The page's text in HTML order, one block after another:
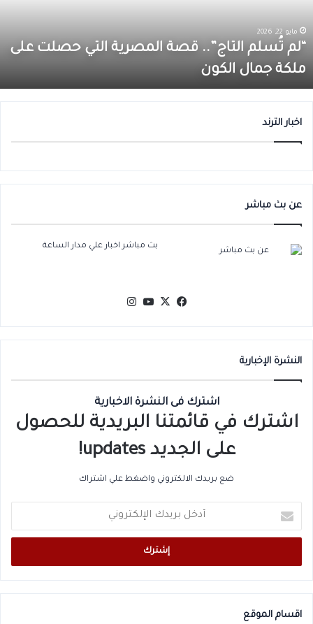
حصلت
على
جمال
الكون
مايو 22, 2026
“لم تُسلم التاج”.. قصة المصرية التي حصلت على
ملكة جمال الكون
اخبار الترند
عن بث مباشر
بث مباشر اخبار علي مدار الساعة
فيسبوك
‫X
‫YouTube
النشرة الإخبارية
اشترك فى النشرة الاخبارية
اشترك في قائمتنا البريدية للحصول
على الجديد updates!
ضع بريدك الالكتروني واضغط علي اشتراك
بريدك
الإلكتروني
اقسام الموقع